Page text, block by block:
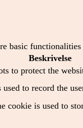
basic
Beskrivelse
to protect the
to record the
is used to